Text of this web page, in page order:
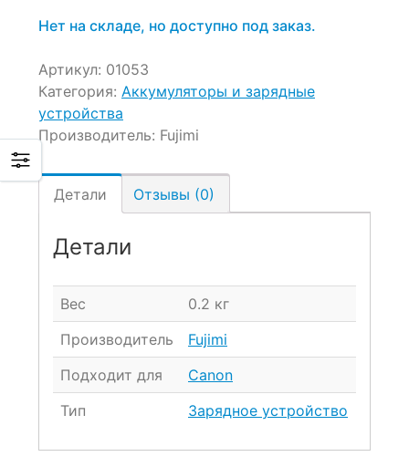
Нет на складе, но доступно под заказ.
Артикул: 01053
Категория: Аккумуляторы и зарядные
устройства
Производитель: Fujimi
Детали Отзывы (0)
Детали
Вес
0.2 кг
Производитель
Fujimi
Подходит для
Canon
Тип
Зарядное устройство